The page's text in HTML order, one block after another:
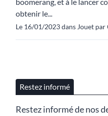
obtenir le...
Le 16/01/2023 dans Jouet
Restez informé
Restez informé de nos